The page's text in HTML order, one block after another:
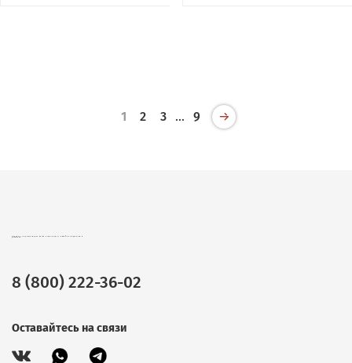
1 2 3 … 9
8 (800) 222-36-02
Оставайтесь на связи